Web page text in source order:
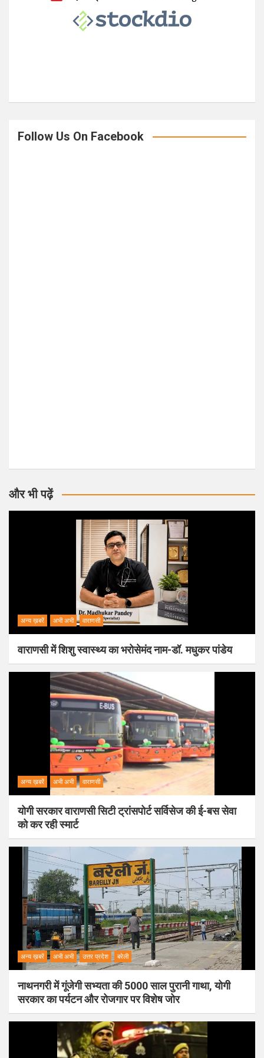
Follow Us On Facebook
और भी पढ़ें
अन्य ख़बरें अभी अभी वाराणसी
वाराणसी में शिशु स्वास्थ्य का भरोसेमंद नाम-डॉ. मधुकर पांडेय
अन्य ख़बरें अभी अभी वाराणसी
योगी सरकार वाराणसी सिटी ट्रांसपोर्ट सर्विसेज की ई-बस सेवा
को कर रही स्मार्ट
अन्य ख़बरें अभी अभी उत्तर प्रदेश बरेली
नाथनगरी में गूंजेगी सभ्यता की 5000 साल पुरानी गाथा, योगी
सरकार का पर्यटन और रोजगार पर विशेष जोर